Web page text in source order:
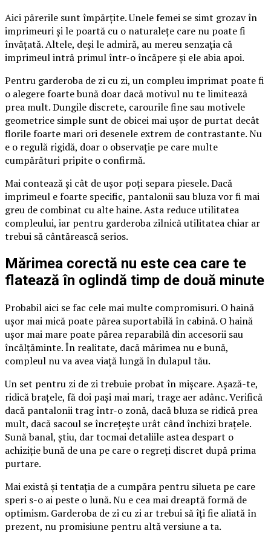
Aici părerile sunt împărțite. Unele femei se simt grozav în
imprimeuri și le poartă cu o naturalețe care nu poate fi
învățată. Altele, deși le admiră, au mereu senzația că
imprimeul intră primul într-o încăpere și ele abia apoi.
Pentru garderoba de zi cu zi, un compleu imprimat poate fi
o alegere foarte bună doar dacă motivul nu te limitează
prea mult. Dungile discrete, carourile fine sau motivele
geometrice simple sunt de obicei mai ușor de purtat decât
florile foarte mari ori desenele extrem de contrastante. Nu
e o regulă rigidă, doar o observație pe care multe
cumpărături pripite o confirmă.
Mai contează și cât de ușor poți separa piesele. Dacă
imprimeul e foarte specific, pantalonii sau bluza vor fi mai
greu de combinat cu alte haine. Asta reduce utilitatea
compleului, iar pentru garderoba zilnică utilitatea chiar ar
trebui să cântărească serios.
Mărimea corectă nu este cea care te
flatează în oglindă timp de două minute
Probabil aici se fac cele mai multe compromisuri. O haină
ușor mai mică poate părea suportabilă în cabină. O haină
ușor mai mare poate părea reparabilă din accesorii sau
încălțăminte. În realitate, dacă mărimea nu e bună,
compleul nu va avea viață lungă în dulapul tău.
Un set pentru zi de zi trebuie probat în mișcare. Așază-te,
ridică brațele, fă doi pași mai mari, trage aer adânc. Verifică
dacă pantalonii trag într-o zonă, dacă bluza se ridică prea
mult, dacă sacoul se încrețește urât când închizi brațele.
Sună banal, știu, dar tocmai detaliile astea despart o
achiziție bună de una pe care o regreți discret după prima
purtare.
Mai există și tentația de a cumpăra pentru silueta pe care
speri s-o ai peste o lună. Nu e cea mai dreaptă formă de
optimism. Garderoba de zi cu zi ar trebui să îți fie aliată în
prezent, nu promisiune pentru altă versiune a ta.